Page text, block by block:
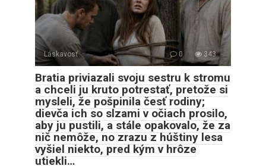
Láskavosť 0 343
Bratia priviazali svoju sestru k stromu
a chceli ju kruto potrestať, pretože si
mysleli, že pošpinila česť rodiny;
dievča ich so slzami v očiach prosilo,
aby ju pustili, a stále opakovalo, že za
nič nemôže, no zrazu z húštiny lesa
vyšiel niekto, pred kým v hrôze
utiekli…